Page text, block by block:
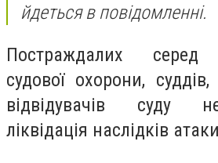
йдеться в повідомленні.
Постраждалих серед
судової охорони,
відвідувачів суду
ліквідація наслідків